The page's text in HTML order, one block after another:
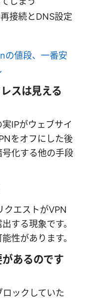
接続とDNS設定
の値段、一番安
スは見える
IPがウェブサイ
をオフにした後
化する他の手段
クエストがVPN
する現象です。
性があります。
あるのです
ックしていた